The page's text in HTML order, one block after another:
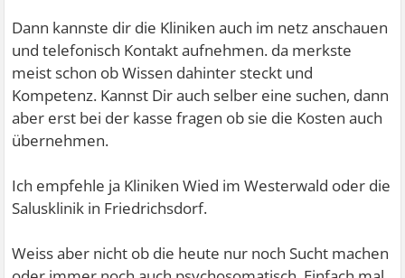
Dann kannste dir die Kliniken auch im netz anschauen
und telefonisch Kontakt aufnehmen. da merkste
meist schon ob Wissen dahinter steckt und
Kompetenz. Kannst Dir auch selber eine suchen, dann
aber erst bei der kasse fragen ob sie die Kosten auch
übernehmen.
Ich empfehle ja Kliniken Wied im Westerwald oder die
Salusklinik in Friedrichsdorf.
Weiss aber nicht ob die heute nur noch Sucht machen